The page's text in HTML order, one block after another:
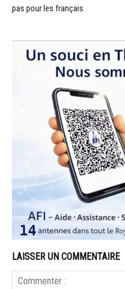
pas pour les français
LAISSER UN COMMENTAIRE